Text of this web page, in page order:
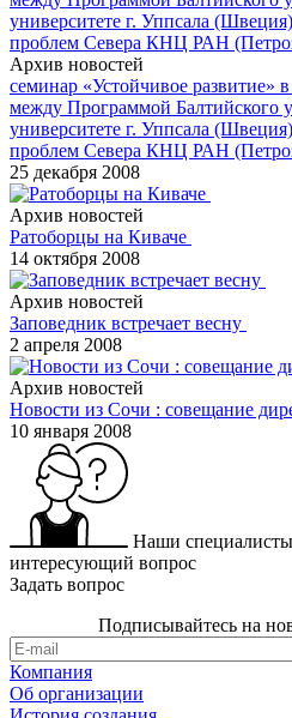
Архив новостей
семинар «Устойчивое развитие»
между Программой Балтийского
университете г. Уппсала
проблем Севера КНЦ РАН
25 декабря 2008
Архив новостей
Ратоборцы на Киваче
14 октября 2008
Архив новостей
Заповедник встречает весну
2 апреля 2008
Архив новостей
Новости из Сочи : совещание
10 января 2008
Наши
интересующий вопрос
Задать вопрос
Подписывайтесь на
Компания
Об организации